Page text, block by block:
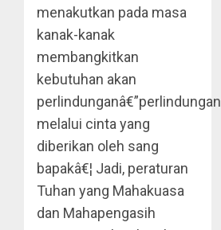
menakutkan pada masa
kanak-kanak
membangkitkan
kebutuhan akan
perlindunganâ€”perlindungan
melalui cinta yang
diberikan oleh sang
bapakâ€¦ Jadi, peraturan
Tuhan yang Mahakuasa
dan Mahapengasih